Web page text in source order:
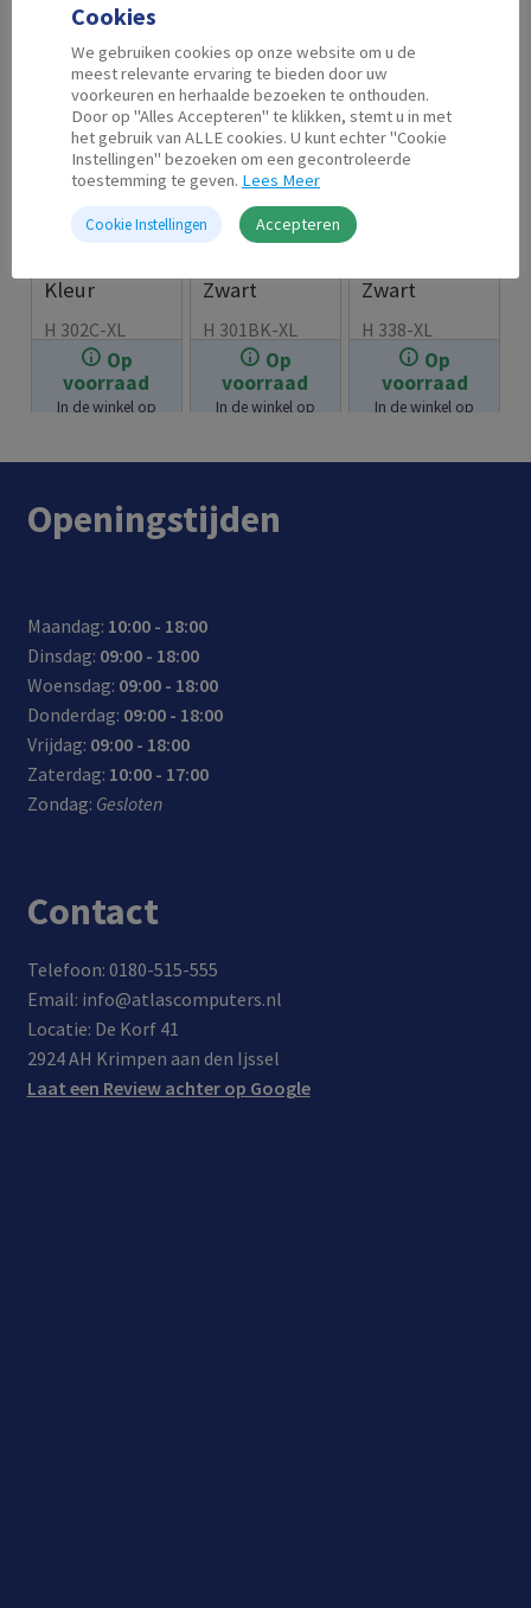
Op
voorraad
In de winkel op
Second Life
Kleur
23.99
H 302C-XL
Op
voorraad
In de winkel op
Second Life
Zwart
21.99
H 301BK-XL
Op
voorraad
In de winkel op
Zwart
19.99
H 338-XL
Openingstijden
Maandag: 10:00 - 18:00
Dinsdag: 09:00 - 18:00
Woensdag: 09:00 - 18:00
Donderdag: 09:00 - 18:00
Vrijdag: 09:00 - 18:00
Zaterdag: 10:00 - 17:00
Zondag: Gesloten
Contact
Telefoon: 0180-515-555
Email: info@atlascomputers.nl
Locatie: De Korf 41
2924 AH Krimpen aan den Ijssel
Laat een Review achter op Google
Cookies
We gebruiken cookies op onze website om u de
meest relevante ervaring te bieden door uw
voorkeuren en herhaalde bezoeken te onthouden.
Door op "Alles Accepteren" te klikken, stemt u in met
het gebruik van ALLE cookies. U kunt echter "Cookie
Instellingen" bezoeken om een gecontroleerde
toestemming te geven. Lees Meer
Cookie Instellingen Accepteren